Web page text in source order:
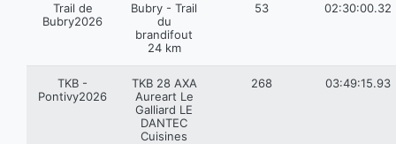
Trail de
Bubry2026
Bubry - Trail
du
brandifout
24 km
53 02:30:00.32
TKB -
Pontivy2026
TKB 28 AXA
Aureart Le
Galliard LE
DANTEC
Cuisines
268 03:49:15.93